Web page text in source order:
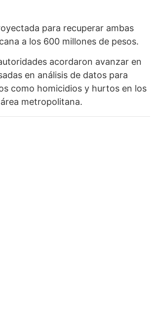
para recuperar ambas
a los 600 millones de pesos.
acordaron avanzar en
en análisis de datos para
como homicidios y hurtos en los
metropolitana.